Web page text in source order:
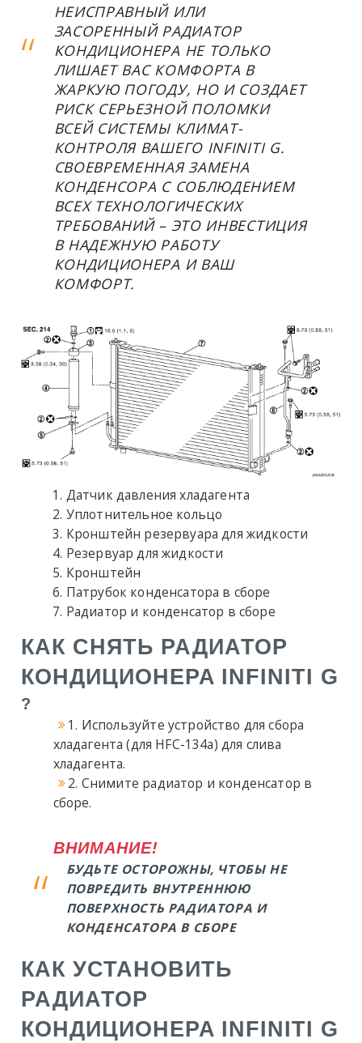
НЕИСПРАВНЫЙ ИЛИ
ЗАСОРЕННЫЙ РАДИАТОР
КОНДИЦИОНЕРА НЕ ТОЛЬКО
ЛИШАЕТ ВАС КОМФОРТА В
ЖАРКУЮ ПОГОДУ, НО И СОЗДАЕТ
РИСК СЕРЬЕЗНОЙ ПОЛОМКИ
ВСЕЙ СИСТЕМЫ КЛИМАТ-
КОНТРОЛЯ ВАШЕГО INFINITI G.
СВОЕВРЕМЕННАЯ ЗАМЕНА
КОНДЕНСОРА С СОБЛЮДЕНИЕМ
ВСЕХ ТЕХНОЛОГИЧЕСКИХ
ТРЕБОВАНИЙ – ЭТО ИНВЕСТИЦИЯ
В НАДЕЖНУЮ РАБОТУ
КОНДИЦИОНЕРА И ВАШ
КОМФОРТ.
Датчик давления хладагента
Уплотнительное кольцо
Кронштейн резервуара для жидкости
Резервуар для жидкости
Кронштейн
Патрубок конденсатора в сборе
Радиатор и конденсатор в сборе
КАК CНЯТЬ РАДИАТОР
КОНДИЦИОНЕРА INFINITI G
?
1. Используйте устройство для сбора
хладагента (для HFC-134a) для слива
хладагента.
2. Снимите радиатор и конденсатор в
сборе.
ВНИМАНИЕ!
БУДЬТЕ ОСТОРОЖНЫ, ЧТОБЫ НЕ
ПОВРЕДИТЬ ВНУТРЕННЮЮ
ПОВЕРХНОСТЬ РАДИАТОРА И
КОНДЕНСАТОРА В СБОРЕ
КАК УСТАНОВИТЬ
РАДИАТОР
КОНДИЦИОНЕРА INFINITI G